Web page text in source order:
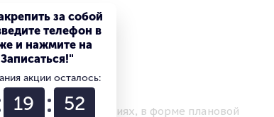
условиях, в форме плановой
за собой
телефон в
и нажмите на
акции осталось:
19 51